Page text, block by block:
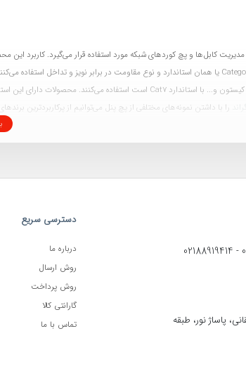
کابل‌ها و پچ کوردهای شبکه مورد استفاده قرار می‌گیرد. کاربرد
را با داشتن نمونه‌های مختلفی از پچ پنل می‌توانیم از پرکاربردترین
-
02188919414
پاساژ نور، طبقه
دسترسی سریع
درباره ما
روش ارسال
روش پرداخت
گارانتی کالا
تماس با ما